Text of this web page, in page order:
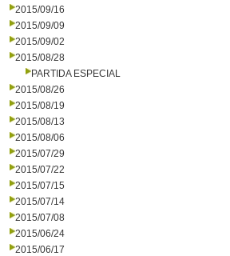
2015/09/16
2015/09/09
2015/09/02
2015/08/28
PARTIDA ESPECIAL
2015/08/26
2015/08/19
2015/08/13
2015/08/06
2015/07/29
2015/07/22
2015/07/15
2015/07/14
2015/07/08
2015/06/24
2015/06/17